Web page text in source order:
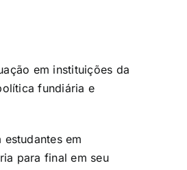
em instituições da
fundiária e
em
para final em seu